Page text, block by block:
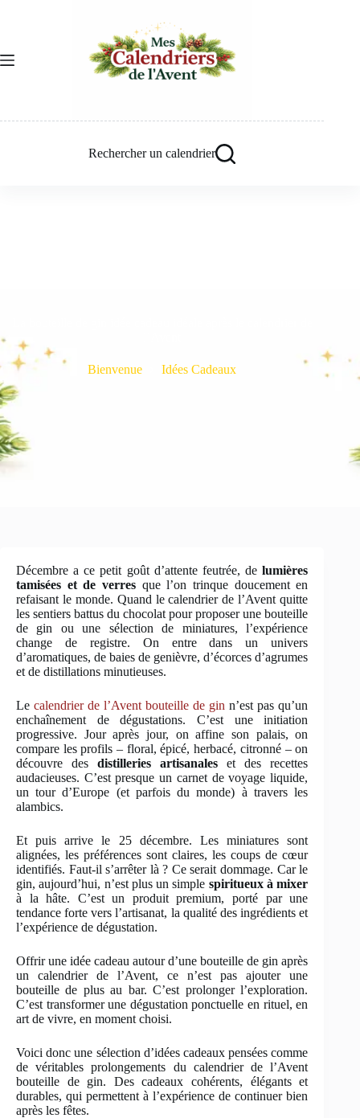
Rechercher un calendrier
Bienvenue Idées Cadeaux
Décembre a ce petit goût d’attente feutrée, delumières
tamisées et de verresque l’on trinque doucement en
refaisant le monde. Quand le calendrier de l’Avent quitte
les sentiers battus du chocolat pour proposer une bouteille
de gin ou une sélection de miniatures, l’expérience
change de registre. On entre dans un univers
d’aromatiques, de baies de genièvre, d’écorces d’agrumes
et de distillations minutieuses.
Lecalendrier de l’Avent bouteille de gin n’est pas qu’un
enchaînement de dégustations. C’est une initiation
progressive. Jour après jour, on affine son palais, on
compare les profils – floral, épicé, herbacé, citronné – on
découvre desdistilleries artisanales et des recettes
audacieuses. C’est presque un carnet de voyage liquide,
un tour d’Europe (et parfois du monde) à travers les
alambics.
Et puis arrive le 25 décembre. Les miniatures sont
alignées, les préférences sont claires, les coups de cœur
identifiés. Faut-il s’arrêter là ? Ce serait dommage. Car le
gin, aujourd’hui, n’est plus un simple spiritueux à mixer
à la hâte. C’est un produit premium, porté par une
tendance forte vers l’artisanat, la qualité des ingrédients et
l’expérience de dégustation.
Offrir une idée cadeau autour d’une bouteille de gin après
un calendrier de l’Avent, ce n’est pas ajouter une
bouteille de plus au bar. C’est prolonger l’exploration.
C’est transformer une dégustation ponctuelle en rituel, en
art de vivre, en moment choisi.
Voici donc une sélection d’idées cadeaux pensées comme
de véritables prolongements du calendrier de l’Avent
bouteille de gin. Des cadeaux cohérents, élégants et
durables, qui permettent à l’expérience de continuer bien
après les fêtes.